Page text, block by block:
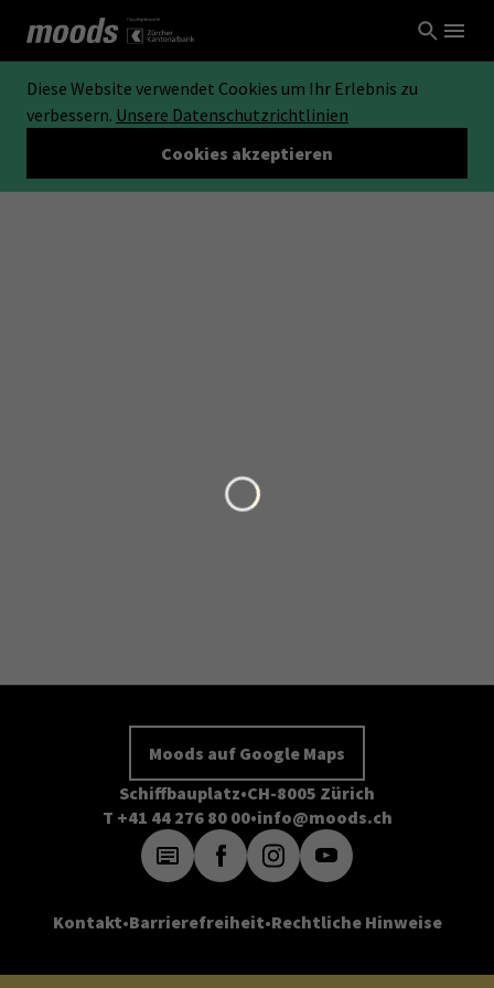
Diese Website verwendet Cookies um Ihr Erlebnis zu
verbessern. Unsere Datenschutzrichtlinien
Cookies akzeptieren
Moods auf Google Maps
Schiffbauplatz CH-8005 Zürich
T +41 44 276 80 00 info@moods.ch
Kontakt Barrierefreiheit Rechtliche Hinweise